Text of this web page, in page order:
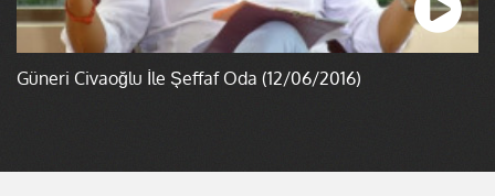
Güneri Civaoğlu İle Şeffaf Oda (12/06/2016)